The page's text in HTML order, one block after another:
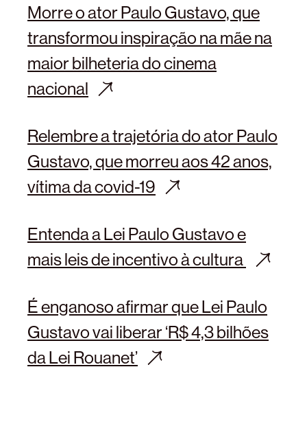
Morre o ator Paulo Gustavo, que
transformou inspiração na mãe na
maior bilheteria do cinema
nacional
Relembre a trajetória do ator Paulo
Gustavo, que morreu aos 42 anos,
vítima da covid-19
Entenda a Lei Paulo Gustavo e
mais leis de incentivo à cultura
É enganoso afirmar que Lei Paulo
Gustavo vai liberar ‘R$ 4,3 bilhões
da Lei Rouanet’